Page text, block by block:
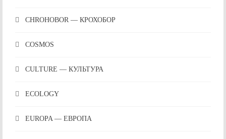
CHROHOBOR — КРОХОБОР
COSMOS
CULTURE — КУЛЬТУРА
ECOLOGY
EUROPA — ЕВРОПА